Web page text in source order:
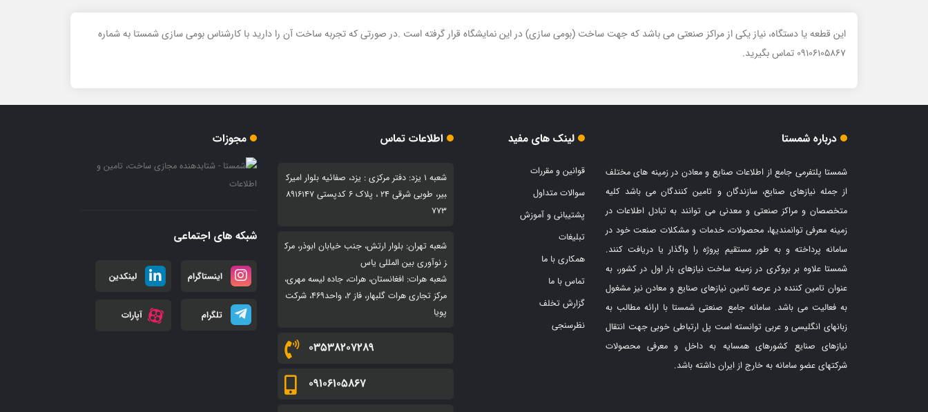
این قطعه یا دستگاه، نیاز یکی از مراکز صنعتی می باشد که جهت ساخت (بومی سازی) در این نمایشگاه قرار گرفته است .در صورتی که تجربه ساخت آن را دارید با کارشناس بومی سازی شمستا به شماره
09106105867 تماس بگیرید.
درباره شمستا
شمستا پلتفرمی جامع از اطلاعات صنایع و معادن در زمینه های مختلف
از جمله نیازهای صنایع، سازندگان و تامین کنندگان می باشد کلیه
متخصصان و مراکز صنعتی و معدنی می توانند به تبادل اطلاعات در
زمینه معرفی توانمندیها، محصولات، خدمات و مشکلات صنعت خود در
سامانه پرداخته و به طور مستقیم پروژه را واگذار یا دریافت کنند.
شمستا علاوه بر بروکری در زمینه ساخت نیازهای بار اول در کشور، به
عنوان تامین کننده در عرصه تامین نیازهای صنایع و معادن نیز مشغول
به فعالیت می باشد. سامانه جامع صنعتی شمستا با ارائه مطالب به
زبانهای انگلیسی و عربی توانسته است پل ارتباطی خوبی جهت انتقال
نیازهای صنایع کشورهای همسایه به داخل و معرفی محصولات
شرکتهای عضو سامانه به خارج از ایران داشته باشد.
لینک های مفید
قوانین و مقررات
سوالات متداول
پشتیبانی و آموزش
تبلیغات
همکاری با ما
تماس با ما
گزارش تخلف
نظرسنجی
اطلاعات تماس
شعبه 1 یزد: دفتر مرکزی : یزد، صفائیه بلوار امیرک
بیر، طوبی شرقی 24 ، پلاک 6 کدپستی 8916147
773
شعبه تهران: بلوار ارتش، جنب خیابان ابوذر، مرک
ز نوآوری بین المللی یاس
شعبه هرات: افغانستان، هرات، جاده لیسه مهری،
مرکز تجاری هرات گلبهار، فاز ۲، واحد۴۶۹، شرکت
پویا
03538207289
09106105867
مجوزات
شبکه های اجتماعی
اینستاگرام لینکدین
تلگرام آپارات